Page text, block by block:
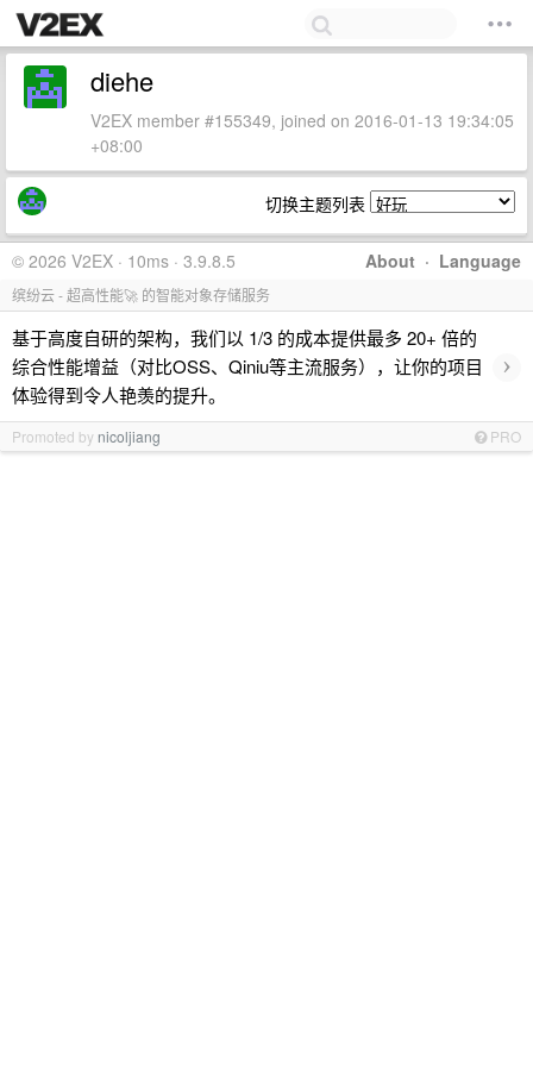
diehe
V2EX member #155349, joined on 2016-01-13 19:34:05
+08:00
切换主题列表
About · Language
© 2026 V2EX · 10ms · 3.9.8.5
缤纷云 - 超高性能🚀 的智能对象存储服务
基于高度自研的架构，我们以 1/3 的成本提供最多 20+ 倍的
综合性能增益（对比OSS、Qiniu等主流服务），让你的项目
体验得到令人艳羡的提升。
›
Promoted by nicoljiang PRO